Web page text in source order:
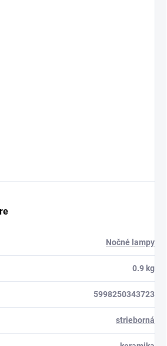
Nočné lampy
0.9 kg
5998250343723
strieborná